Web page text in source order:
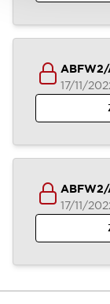
17/11/
ABFW2/
17/11/